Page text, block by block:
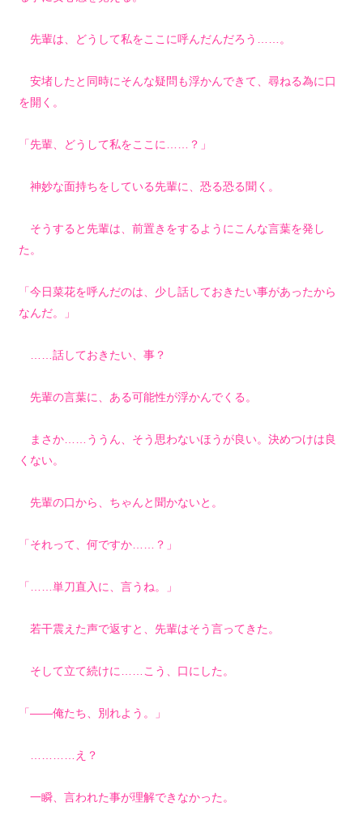
先輩は、どうして私をここに呼んだんだろう……。
安堵したと同時にそんな疑問も浮かんできて、尋ねる為に口
を開く。
「先輩、どうして私をここに……？」
神妙な面持ちをしている先輩に、恐る恐る聞く。
そうすると先輩は、前置きをするようにこんな言葉を発し
た。
「今日菜花を呼んだのは、少し話しておきたい事があったから
なんだ。」
……話しておきたい、事？
先輩の言葉に、ある可能性が浮かんでくる。
まさか……ううん、そう思わないほうが良い。決めつけは良
くない。
先輩の口から、ちゃんと聞かないと。
「それって、何ですか……？」
「……単刀直入に、言うね。」
若干震えた声で返すと、先輩はそう言ってきた。
そして立て続けに……こう、口にした。
「――俺たち、別れよう。」
…………え？
一瞬、言われた事が理解できなかった。